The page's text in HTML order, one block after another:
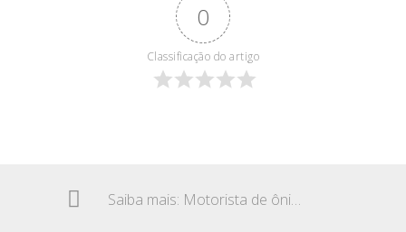
0
Classificação do artigo
Saiba mais: Motorista de ônibus – Baleado em assalto